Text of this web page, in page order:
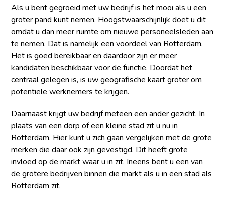
Als u bent gegroeid met uw bedrijf is het mooi als u een
groter pand kunt nemen. Hoogstwaarschijnlijk doet u dit
omdat u dan meer ruimte om nieuwe personeelsleden aan
te nemen. Dat is namelijk een voordeel van Rotterdam.
Het is goed bereikbaar en daardoor zijn er meer
kandidaten beschikbaar voor de functie. Doordat het
centraal gelegen is, is uw geografische kaart groter om
potentiele werknemers te krijgen.
Daarnaast krijgt uw bedrijf meteen een ander gezicht. In
plaats van een dorp of een kleine stad zit u nu in
Rotterdam. Hier kunt u zich gaan vergelijken met de grote
merken die daar ook zijn gevestigd. Dit heeft grote
invloed op de markt waar u in zit. Ineens bent u een van
de grotere bedrijven binnen die markt als u in een stad als
Rotterdam zit.